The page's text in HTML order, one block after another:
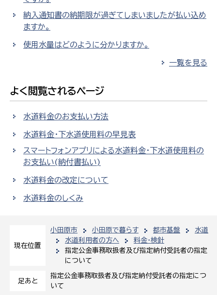
現在位置
小田原市 小田原で暮らす 都市基盤
水道
水道利用者の方へ
料金・検針
指定公金事務取扱者及び指定納付受託者の指定
について
足あと
指定公金事務取扱者及び指定納付受託者の指定につ
いて
納入通知書の納期限が過ぎてしまいましたが払い込め
ますか。
使用水量はどのように分かりますか。
一覧を見る
よく閲覧されるページ
水道料金のお支払い方法
水道料金・下水道使用料の早見表
スマートフォンアプリによる水道料金・下水道使用料の
お支払い(納付書払い)
水道料金の改定について
水道料金のしくみ